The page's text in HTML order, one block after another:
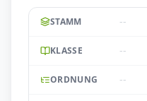
STAMM --
KLASSE --
ORDNUNG --